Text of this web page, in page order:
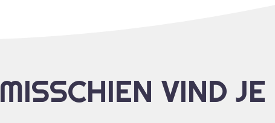
MISSCHIEN VIND